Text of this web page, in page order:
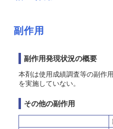
副作用
副作用発現状況の概要
本剤は使用成績調査等の副作
を実施していない。
その他の副作用